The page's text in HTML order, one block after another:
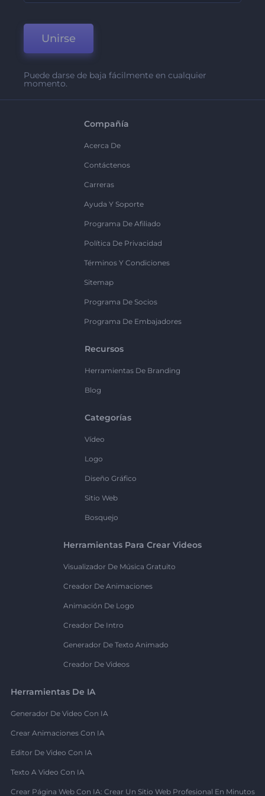
Unirse
Puede darse de baja fácilmente en cualquier
momento.
Compañía
Acerca De
Contáctenos
Carreras
Ayuda Y Soporte
Programa De Afiliado
Política De Privacidad
Términos Y Condiciones
Sitemap
Programa De Socios
Programa De Embajadores
Recursos
Herramientas De Branding
Blog
Categorías
Vídeo
Logo
Diseño Gráfico
Sitio Web
Bosquejo
Herramientas Para Crear Videos
Visualizador De Música Gratuito
Creador De Animaciones
Animación De Logo
Creador De Intro
Generador De Texto Animado
Creador De Videos
Herramientas De IA
Generador De Video Con IA
Crear Animaciones Con IA
Editor De Video Con IA
Texto A Video Con IA
Crear Página Web Con IA: Crear Un Sitio Web Profesional En Minutos